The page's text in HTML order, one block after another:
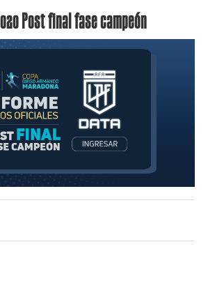
Post final fase campeón